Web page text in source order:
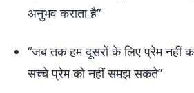
अनुभव कराता है”
“जब तक हम दूसरों के लिए प्रेम
सच्चे प्रेम को नहीं समझ सकते”